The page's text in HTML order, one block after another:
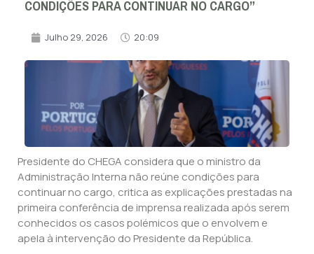
CONDIÇÕES PARA CONTINUAR NO CARGO”
Julho 29, 2026 20:09
Presidente do CHEGA considera que o ministro da
Administração Interna não reúne condições para
continuar no cargo, critica as explicações prestadas na
primeira conferência de imprensa realizada após serem
conhecidos os casos polémicos que o envolvem e
apela à intervenção do Presidente da República.